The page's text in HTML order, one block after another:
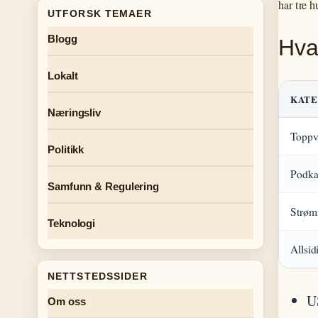
har tre
UTFORSK TEMAER
Blogg
Lokalt
Næringsliv
Politikk
Samfunn & Regulering
Teknologi
NETTSTEDSSIDER
Om oss